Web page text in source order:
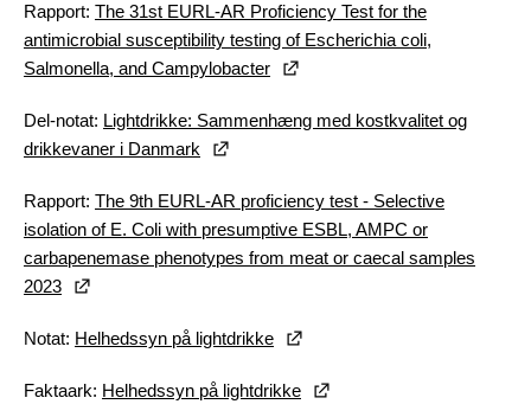
Rapport: The 31st EURL-AR Proficiency Test for the
antimicrobial susceptibility testing of Escherichia coli,
Salmonella, and Campylobacter
Del-notat: Lightdrikke: Sammenhæng med kostkvalitet og
drikkevaner i Danmark
Rapport: The 9th EURL-AR proficiency test - Selective
isolation of E. Coli with presumptive ESBL, AMPC or
carbapenemase phenotypes from meat or caecal samples
2023
Notat: Helhedssyn på lightdrikke
Faktaark: Helhedssyn på lightdrikke